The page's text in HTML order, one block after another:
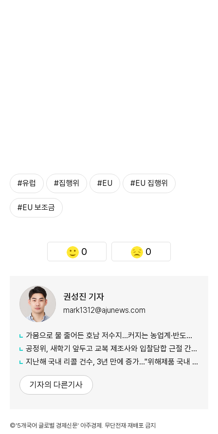
#유럽 #집행위 #EU #EU 집행위
#EU 보조금
0 0
권성진 기자
mark1312@ajunews.com
가뭄으로 물 줄어든 호남 저수지...커지는 농업계·반도체 용수 갈등
공정위, 새학기 앞두고 교복 제조사와 입찰담합 근절 간담회 진행
지난해 국내 리콜 건수, 3년 만에 증가…"위해제품 국내 유통 차단 영향"
기자의 다른기사
©'5개국어 글로벌 경제신문' 아주경제. 무단전재·재배포 금지